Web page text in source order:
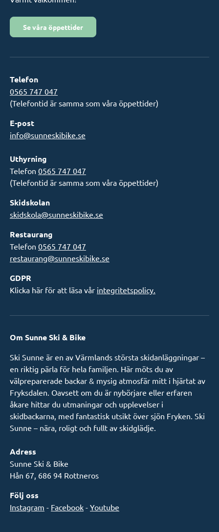
Se våra öppettider
Telefon
0565 747 047
(Telefontid är samma som våra öppettider)
E-post
info@sunneskibike.se
Uthyrning
Telefon 0565 747 047
(Telefontid är samma som våra öppettider)
Skidskolan
skidskola@sunneskibike.se
Restaurang
Telefon 0565 747 047
restaurang@sunneskibike.se
GDPR
Klicka här för att läsa vår integritetspolicy.
Om Sunne Ski & Bike
Ski Sunne är en av Värmlands största skidanläggningar –
en riktig pärla för hela familjen. Här möts du av
välpreparerade backar & mysig atmosfär mitt i hjärtat av
Fryksdalen. Oavsett om du är nybörjare eller erfaren
åkare hittar du utmaningar och upplevelser i
skidbackarna, med fantastisk utsikt över sjön Fryken. Ski
Sunne – nära, roligt och fullt av skidglädje.
Adress
Sunne Ski & Bike
Hån 67, 686 94 Rottneros
Följ oss
Instagram - Facebook - Youtube